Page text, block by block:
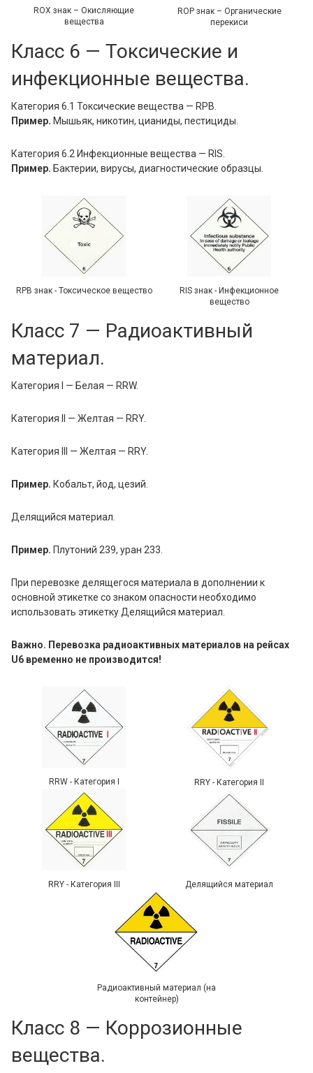
ROX знак – Окисляющие
вещества
ROP знак – Органические
перекиси
Класс 6 — Токсические и
инфекционные вещества.
Категория 6.1 Токсические вещества — RPB.
Пример. Мышьяк, никотин, цианиды, пестициды.
Категория 6.2 Инфекционные вещества — RIS.
Пример. Бактерии, вирусы, диагностические образцы.
RPB знак - Токсическое вещество
RIS знак - Инфекционное
вещество
Класс 7 — Радиоактивный
материал.
Категория I — Белая — RRW.
Категория II — Желтая — RRY.
Категория III — Желтая — RRY.
Пример. Кобальт, йод, цезий.
Делящийся материал.
Пример. Плутоний 239, уран 233.
При перевозке делящегося материала в дополнении к
основной этикетке со знаком опасности необходимо
использовать этикетку Делящийся материал.
Важно. Перевозка радиоактивных материалов на рейсах
U6 временно не производится!
RRW - Категория I RRY - Категория II
RRY - Категория III Делящийся материал
Радиоактивный материал (на
контейнер)
Класс 8 — Коррозионные
вещества.